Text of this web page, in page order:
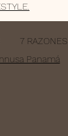
7 RAZONES
Panamá